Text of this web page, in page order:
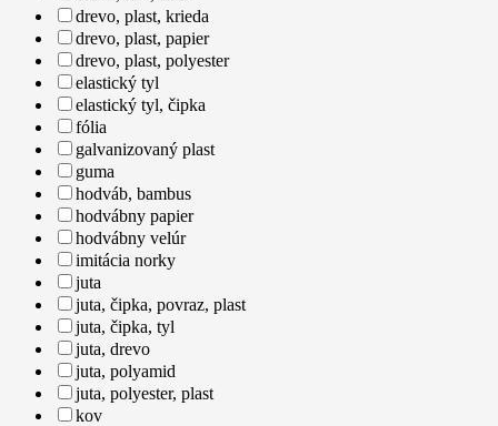
drevo, plast, krieda
drevo, plast, papier
drevo, plast, polyester
elastický tyl
elastický tyl, čipka
fólia
galvanizovaný plast
guma
hodváb, bambus
hodvábny papier
hodvábny velúr
imitácia norky
juta
juta, čipka, povraz, plast
juta, čipka, tyl
juta, drevo
juta, polyamid
juta, polyester, plast
kov